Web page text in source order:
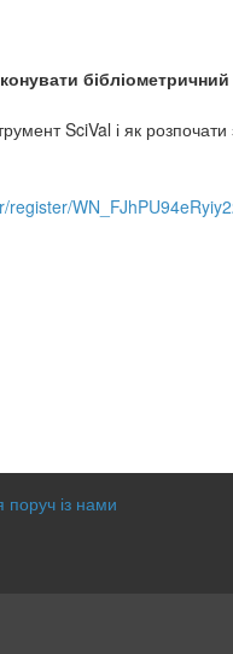
бібліометричний
SciVal і як
поруч із нами